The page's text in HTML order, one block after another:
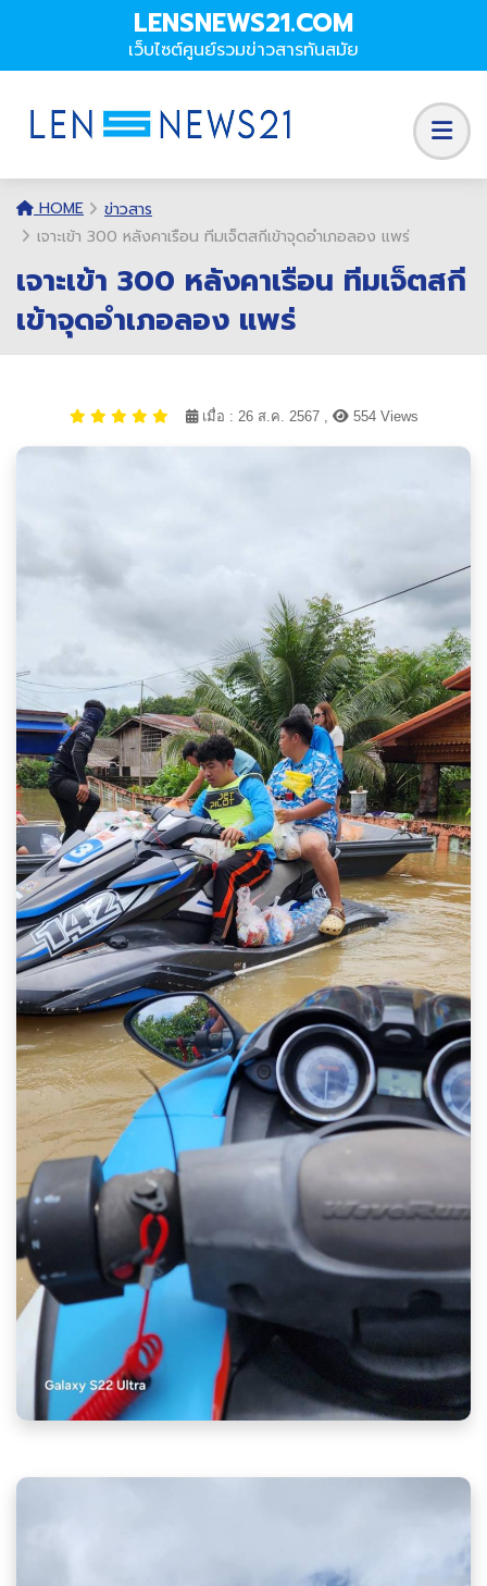
LENSNEWS21.COM
เว็บไซต์ศูนย์รวมข่าวสารทันสมัย
HOME
ข่าวสาร
เจาะเข้า 300 หลังคาเรือน ทีมเจ็ตสกีเข้าจุดอำเภอลอง แพร่
เจาะเข้า 300 หลังคาเรือน ทีมเจ็ตสกี
เข้าจุดอำเภอลอง แพร่
เมื่อ : 26 ส.ค. 2567 , 554 Views